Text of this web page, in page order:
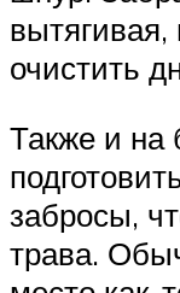
очистить
Также и на
забросы,
трава.